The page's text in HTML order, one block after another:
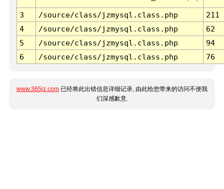
3 /source/class/jzmysql.class.php
211
4
/source/class/jzmysql.class.php
62
5
/source/class/jzmysql.class.php
94
6
/source/class/jzmysql.class.php 76
www.365jz.com 已经将此出错信息详细记录, 由此给您带来的访问不便我
们深感歉意.